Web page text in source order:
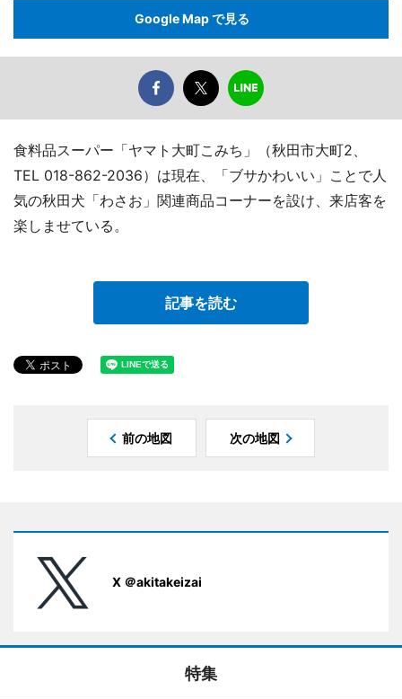
Google Map で見る
食料品スーパー「ヤマト大町こみち」（秋田市大町2、
TEL 018-862-2036）は現在、「ブサかわいい」ことで人
気の秋田犬「わさお」関連商品コーナーを設け、来店客を
楽しませている。
記事を読む
前の地図 次の地図
X ＠akitakeizai
特集